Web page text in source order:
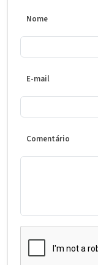
Nome
E-mail
Comentário